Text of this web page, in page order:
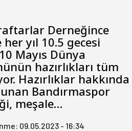
Derneğince
yıl 10.5 gecesi
Mayıs Dünya
hazırlıkları tüm
Hazırlıklar hakkında
Bandırmaspor
meşale…
09.05.2023 - 16:34